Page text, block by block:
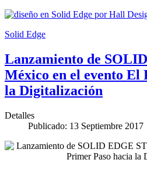
Solid Edge
Lanzamiento de
México en el evento El
la Digitalización
Detalles
Publicado: 13 Septiembre 2017